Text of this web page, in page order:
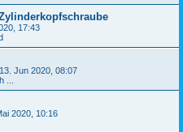
17:43
13. Jun 2020, 08:07
...
2020, 10:16